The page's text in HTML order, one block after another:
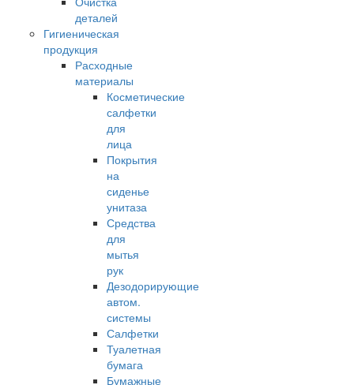
деталей
Гигиеническая
продукция
Расходные
материалы
Косметические
салфетки
для
лица
Покрытия
на
сиденье
унитаза
Средства
для
мытья
рук
Дезодорирующие
автом.
системы
Салфетки
Туалетная
бумага
Бумажные